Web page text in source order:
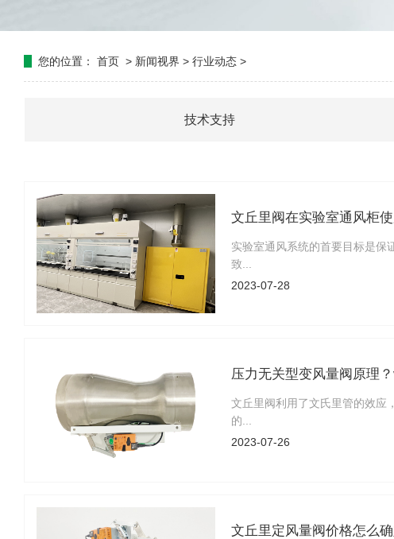
您的位置： 首页 > 新闻视界 > 行业动态 >
技术支持
文丘里阀在实验室通风柜
实验室通风系统的首要目标是保
致...
2023-07-28
压力无关型变风量阀原理
文丘里阀利用了文氏里管的效应
的...
2023-07-26
文丘里定风量阀价格怎么